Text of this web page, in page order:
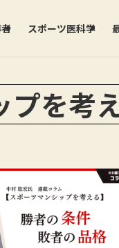
スポーツ医科学
プを考